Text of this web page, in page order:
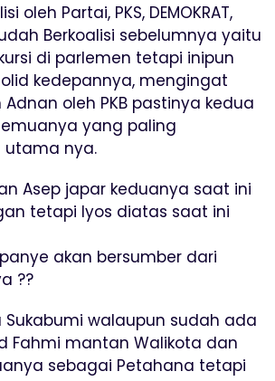
Partai, PKS, DEMOKRAT,
Berkoalisi sebelumnya yaitu
kursi di parlemen tetapi inipun
kedepannya, mengingat
oleh PKB pastinya kedua
yang paling
utama nya.
Asep japar keduanya saat ini
tetapi Iyos diatas saat ini
akan bersumber dari
??
walaupun sudah ada
Fahmi mantan Walikota dan
sebagai Petahana tetapi